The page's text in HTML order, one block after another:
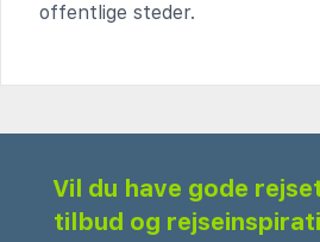
offentlige steder.
Vil du have gode
tilbud og